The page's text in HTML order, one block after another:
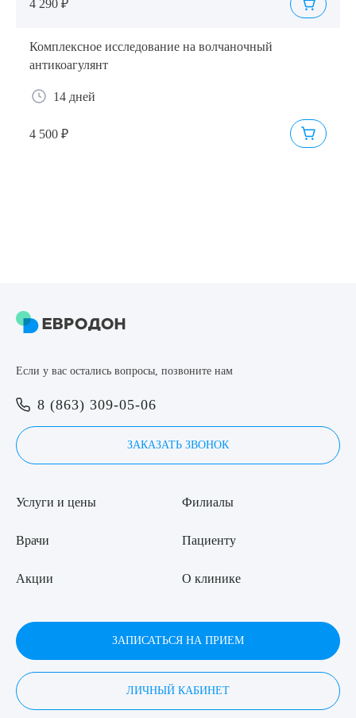
4 290 ₽
Комплексное исследование на волчаночный
антикоагулянт
14 дней
4 500 ₽
Если у вас остались вопросы, позвоните нам
8 (863) 309-05-06
ЗАКАЗАТЬ ЗВОНОК
Услуги и цены
Врачи
Акции
Филиалы
Пациенту
О клинике
ЗАПИСАТЬСЯ НА ПРИЕМ
ЛИЧНЫЙ КАБИНЕТ